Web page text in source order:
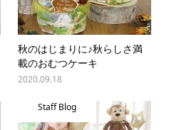
秋のはじまりに♪秋らしさ満
載のおむつケーキ
2020.09.18
Staff Blog